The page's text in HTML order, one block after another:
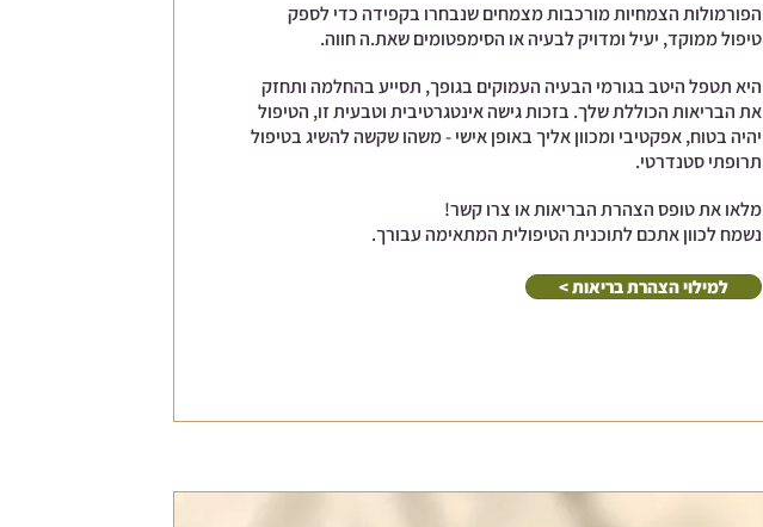
הפורמולות הצמחיות מורכבות מצמחים שנבחרו בקפידה כדי לספק
טיפול ממוקד, יעיל ומדויק לבעיה או הסימפטומים שאת.ה חווה.
היא תטפל היטב בגורמי הבעיה העמוקים בגופך, תסייע בהחלמה ותחזק
את הבריאות הכוללת שלך. בזכות גישה אינטגרטיבית וטבעית זו, הטיפול
יהיה בטוח, אפקטיבי ומכוון אליך באופן אישי - משהו שקשה להשיג בטיפול
תרופתי סטנדרטי.
מלאו את טופס הצהרת הבריאות או צרו קשר!
נשמח לכוון אתכם לתוכנית הטיפולית המתאימה עבורך.
< למילוי הצהרת בריאות